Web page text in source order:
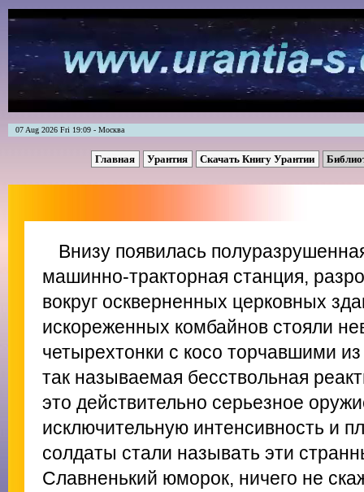
07 Aug 2026 Fri 19:09 - Москва
Главная Урантия Скачать Книгу Урантии
Внизу появилась
машинно-тракторная станция,
вокруг оскверненных церковных
искореженных комбайнов стояли
четырехтонки с косо торчавшими
так называемая бесствольная
это действительно серьезное
исключительную интенсивность и
солдаты стали называть эти
Славненький юморок, ничего не